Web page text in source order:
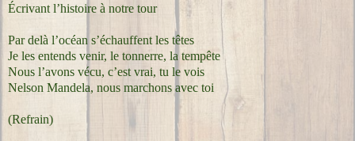
Écrivant l’histoire à notre tour
Par delà l’océan s’échauffent les têtes
Je les entends venir, le tonnerre, la tempête
Nous l’avons vécu, c’est vrai, tu le vois
Nelson Mandela, nous marchons avec toi
(Refrain)